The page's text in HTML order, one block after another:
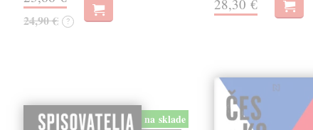
24,90 € ?
28,30 €
na sklade